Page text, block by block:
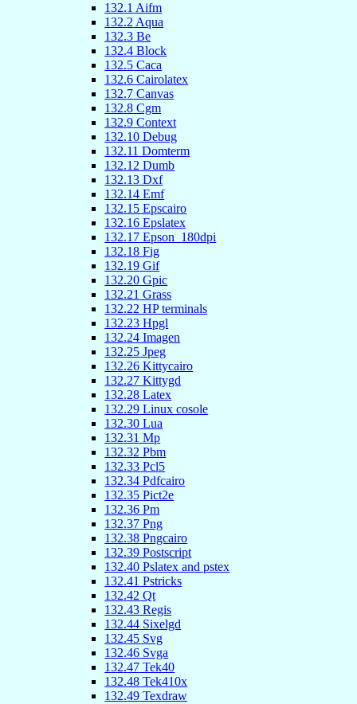
132.1 Aifm
132.2 Aqua
132.3 Be
132.4 Block
132.5 Caca
132.6 Cairolatex
132.7 Canvas
132.8 Cgm
132.9 Context
132.10 Debug
132.11 Domterm
132.12 Dumb
132.13 Dxf
132.14 Emf
132.15 Epscairo
132.16 Epslatex
132.17 Epson_180dpi
132.18 Fig
132.19 Gif
132.20 Gpic
132.21 Grass
132.22 HP terminals
132.23 Hpgl
132.24 Imagen
132.25 Jpeg
132.26 Kittycairo
132.27 Kittygd
132.28 Latex
132.29 Linux cosole
132.30 Lua
132.31 Mp
132.32 Pbm
132.33 Pcl5
132.34 Pdfcairo
132.35 Pict2e
132.36 Pm
132.37 Png
132.38 Pngcairo
132.39 Postscript
132.40 Pslatex and pstex
132.41 Pstricks
132.42 Qt
132.43 Regis
132.44 Sixelgd
132.45 Svg
132.46 Svga
132.47 Tek40
132.48 Tek410x
132.49 Texdraw